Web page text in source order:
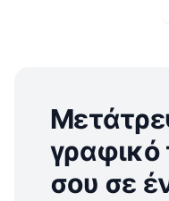
γραφικό
σου σε